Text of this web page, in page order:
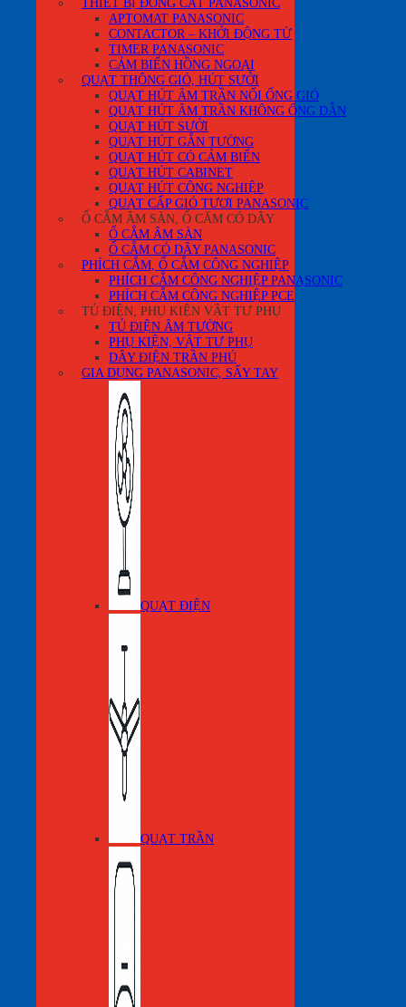
THIẾT BỊ ĐÓNG CẮT PANASONIC
APTOMAT PANASONIC
CONTACTOR – KHỞI ĐỘNG TỪ
TIMER PANASONIC
CẢM BIẾN HỒNG NGOẠI
QUẠT THÔNG GIÓ, HÚT SƯỞI
QUẠT HÚT ÂM TRẦN NỐI ỐNG GIÓ
QUẠT HÚT ÂM TRẦN KHÔNG ỐNG DẪN
QUẠT HÚT SƯỞI
QUẠT HÚT GẮN TƯỜNG
QUẠT HÚT CÓ CẢM BIẾN
QUẠT HÚT CABINET
QUẠT HÚT CÔNG NGHIỆP
QUẠT CẤP GIÓ TƯƠI PANASONIC
Ổ CẮM ÂM SÀN, Ổ CĂM CÓ DÂY
Ổ CẮM ÂM SÀN
Ổ CẮM CÓ DÂY PANASONIC
PHÍCH CẮM, Ổ CẮM CÔNG NGHIỆP
PHÍCH CẮM CÔNG NGHIỆP PANASONIC
PHÍCH CẮM CÔNG NGHIỆP PCE
TỦ ĐIỆN, PHỤ KIỆN VẬT TƯ PHỤ
TỦ ĐIỆN ÂM TƯỜNG
PHỤ KIỆN, VẬT TƯ PHỤ
DÂY ĐIỆN TRẦN PHÚ
GIA DỤNG PANASONIC, SẤY TAY
QUẠT ĐIỆN
QUẠT TRẦN